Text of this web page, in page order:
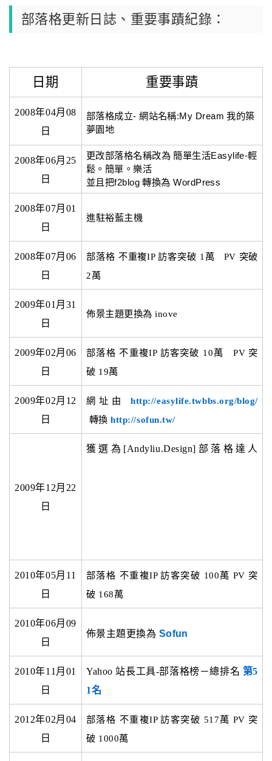
部落格更新日誌、重要事蹟紀錄：
日期 重要事蹟
2008年04月08
日
部落格成立- 網站名稱:My Dream 我的築
夢園地
2008年06月25
日
更改部落格名稱改為 簡單生活Easylife-輕
鬆。簡單。樂活
並且把f2blog 轉換為 WordPress
2008年07月01
日
進駐裕藍主機
2008年07月06
日
部落格 不重複IP 訪客突破 1萬 PV 突破
2萬
2009年01月31
日
佈景主題更換為 inove
2009年02月06
日
部落格 不重複IP 訪客突破 10萬 PV 突
破 19萬
2009年02月12
日
網址由
http://easylife.twbbs.org/blog/
轉換 http://sofun.tw/
2009年12月22
日
獲選為[Andyliu.Design]部落格達人
2010年05月11
日
部落格 不重複IP 訪客突破 100萬 PV 突
破 168萬
2010年06月09
日
佈景主題更換為 Sofun
2010年11月01
日
Yahoo 站長工具-部落格榜－總排名 第5
1名
2012年02月04
日
部落格 不重複IP 訪客突破 517萬 PV 突
破 1000萬